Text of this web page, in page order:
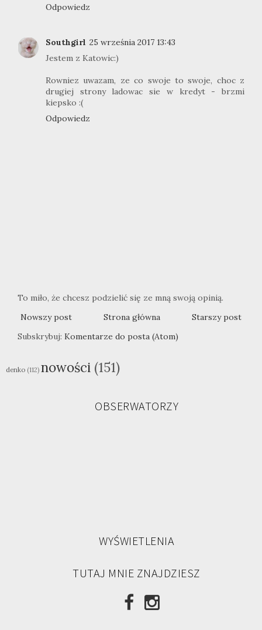
Odpowiedz
Southgirl 25 września 2017 13:43
Jestem z Katowic:)
Rowniez uwazam, ze co swoje to swoje, choc z
drugiej strony ladowac sie w kredyt - brzmi
kiepsko :(
Odpowiedz
To miło, że chcesz podzielić się ze mną swoją opinią.
Nowszy post
Starszy post
Strona główna
Subskrybuj: Komentarze do posta (Atom)
denko (112) nowości (151)
OBSERWATORZY
WYŚWIETLENIA
TUTAJ MNIE ZNAJDZIESZ